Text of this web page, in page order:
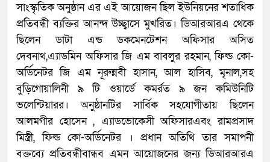
সাংস্কৃতিক অনুষ্ঠান এর এই আয়োজন ছিল ইউনিয়নের শতাধিক
প্রতিবন্ধী ব্যক্তির আনন্দ উচ্ছ্বাসে মুখরিত। ডিআরআরএ থেকে
ছিলেন ডাটা এন্ড ডকমেনটেশন অফিসার অসিত
দেবনাথ,এ্যাডমিন অফিসার জি এম বাবলুর রহমান, ফিল্ড কো-
অর্ডিনেটর জি এম নূরুন্নবী হাসান, আল হাসিব, মৃনাল,সহ
বুড়িগোয়ালিনী ৯ টি ওয়ার্ডে কমর্রত ৯ জন কমিউনিটি
ভলেন্টিয়ারর। অনুষ্ঠানটির সার্বিক সহযোগীতায় ছিলেন
আলমগীর হোসেন , এ্যাডভোকেসী অফিসারএবং রামপ্রসাদ
মিস্ত্রী, ফিল্ড কো-অর্ডিনেটর । প্রধান অতিথি তার সমাপনী
বক্তব্যে প্রতিবন্ধীবান্ধব এমন আয়োজনের জন্য ডিআরআরএ